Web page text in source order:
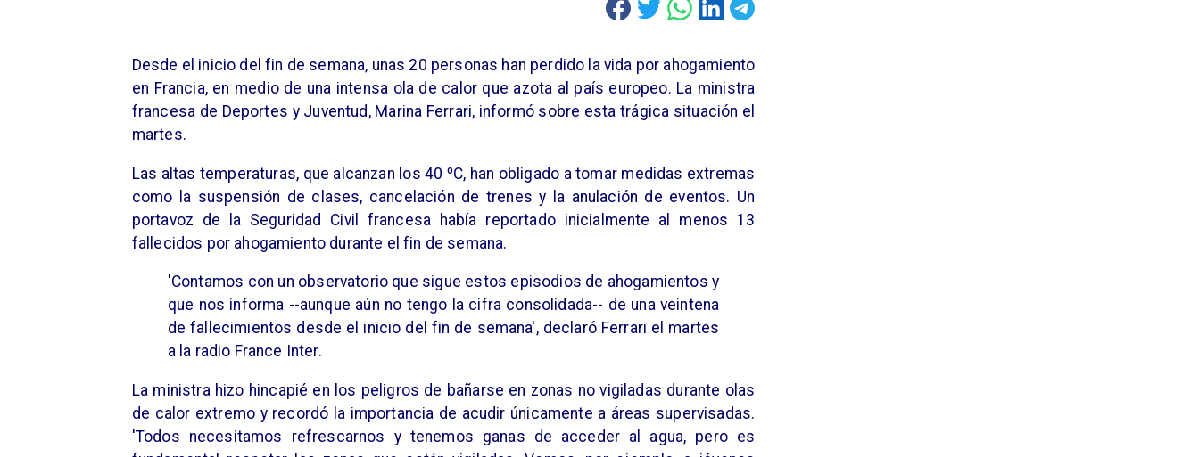
Desde el inicio del fin de semana, unas 20 personas han perdido la vida por ahogamiento
en Francia, en medio de una intensa ola de calor que azota al país europeo. La ministra
francesa de Deportes y Juventud, Marina Ferrari, informó sobre esta trágica situación el
martes.
Las altas temperaturas, que alcanzan los 40 ºC, han obligado a tomar medidas extremas
como la suspensión de clases, cancelación de trenes y la anulación de eventos. Un
portavoz de la Seguridad Civil francesa había reportado inicialmente al menos 13
fallecidos por ahogamiento durante el fin de semana.
'Contamos con un observatorio que sigue estos episodios de ahogamientos y
que nos informa --aunque aún no tengo la cifra consolidada-- de una veintena
de fallecimientos desde el inicio del fin de semana', declaró Ferrari el martes
a la radio France Inter.
La ministra hizo hincapié en los peligros de bañarse en zonas no vigiladas durante olas
de calor extremo y recordó la importancia de acudir únicamente a áreas supervisadas.
'Todos necesitamos refrescarnos y tenemos ganas de acceder al agua, pero es